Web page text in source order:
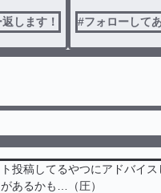
します！ #フォローして
投稿してるやつにアドバイ
あるかも…（圧）